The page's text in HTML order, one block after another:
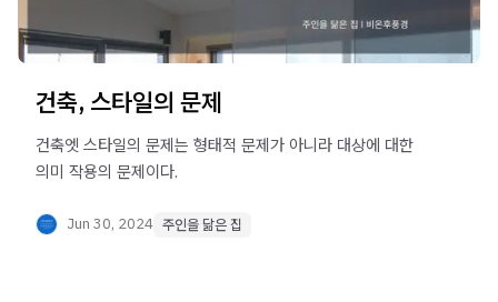
건축, 스타일의 문제
건축엣 스타일의 문제는 형태적 문제가 아니라 대상에 대한
의미 작용의 문제이다.
Jun 30, 2024 주인을 닮은 집